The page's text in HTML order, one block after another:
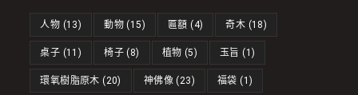
人物 (13) 動物 (15) 匾額 (4) 奇木 (18)
桌子 (11) 椅子 (8) 植物 (5) 玉旨 (1)
環氧樹脂原木 (20) 神佛像 (23) 福袋 (1)